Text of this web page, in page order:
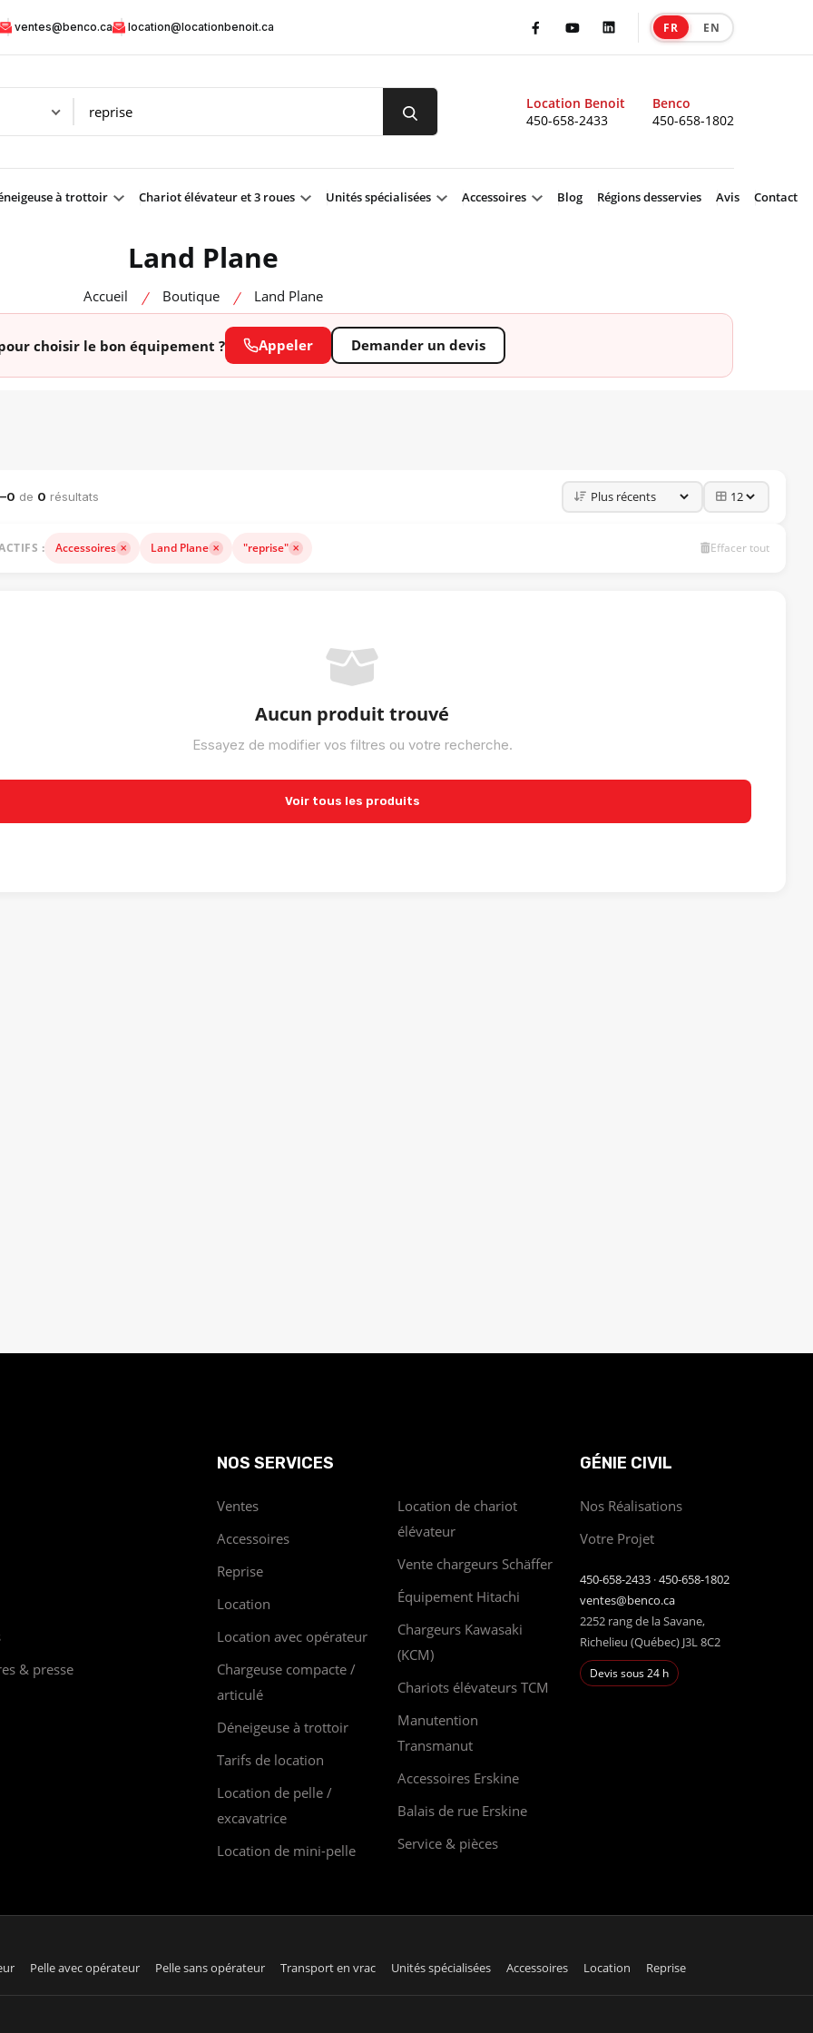
ventes@benco.ca location@locationbenoit.ca FacebookYoutubeLinkedIn FR | EN
Location Benoit
450-658-2433
Benco
450-658-1802
à trottoir Chariot élévateur et 3 roues Unités spécialisées Accessoires Blog Régions desservies Avis Contact
Land Plane
Accueil Boutique Land Plane
choisir le bon équipement ? Appeler Demander un devis
de 0 résultats
: Accessoires Land Plane "reprise" Effacer tout
Aucun produit trouvé
Essayez de modifier vos filtres ou votre recherche.
Voir tous les produits
& presse
NOS SERVICES
Ventes
Accessoires
Reprise
Location
Location avec opérateur
Chargeuse compacte /
articulé
Déneigeuse à trottoir
Tarifs de location
Location de pelle /
excavatrice
Location de mini-pelle
Location de chariot
élévateur
Vente chargeurs Schäffer
Équipement Hitachi
Chargeurs Kawasaki
(KCM)
Chariots élévateurs TCM
Manutention
Transmanut
Accessoires Erskine
Balais de rue Erskine
Service & pièces
GÉNIE CIVIL
Nos Réalisations
Votre Projet
450-658-2433 ·450-658-1802
ventes@benco.ca
2252 rang de la Savane,
Richelieu (Québec) J3L 8C2
Devis sous 24 h
Pelle avec opérateur Pelle sans opérateur Transport en vrac Unités spécialisées Accessoires Location Reprise